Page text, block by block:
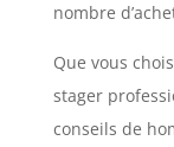
nombre
Que vous
stager
conseils de